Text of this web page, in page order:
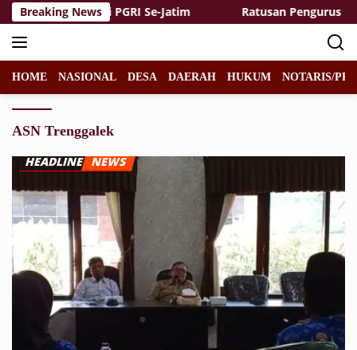
Langsung
ke
konten
Breaking News
Tinggi PGRI Se-Jatim Ratusan Pengurus NU
HOME NASIONAL DESA DAERAH HUKUM NOTARIS/
ASN Trenggalek